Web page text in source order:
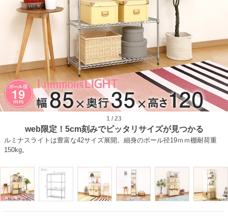
1 / 23
web限定！5cm刻みでピッタリサイズが見つかる
ルミナスライトは豊富な42サイズ展開。細身のポール径19ｍｍ棚耐荷重
150kg。